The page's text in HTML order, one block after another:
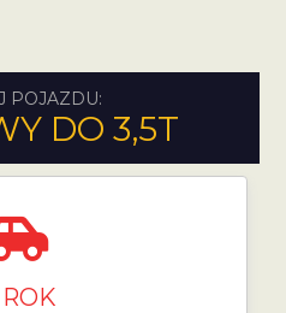
POJAZDU:
DO 3,5T
ROK